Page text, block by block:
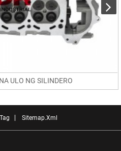
ULO NG SILINDERO
Sitemap.xml